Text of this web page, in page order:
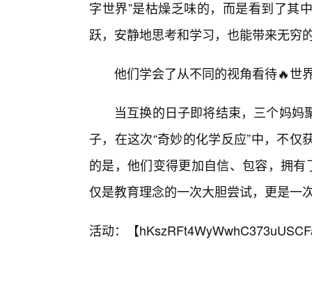
字世界”是枯燥乏味的，而是看到了其
跃，安静地思考和学习，也能带来无穷
他们学会了从不同的视角看待🔥世
当互换的日子即将结束，三个妈
子，在这次“奇妙的化学反应”中，不
的是，他们变得更加自信、包容，拥
仅是教育理念的一次大胆尝试，更是一
活动：【